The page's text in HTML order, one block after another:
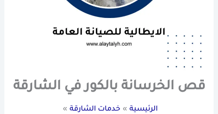
قص الخرسانة بالكور في الشارقة
الرئيسية
خدمات الشارقة